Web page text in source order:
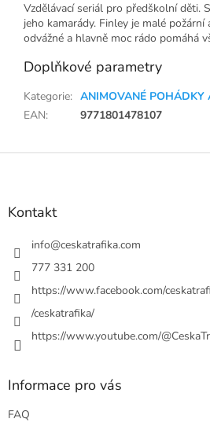
Vzdělávací seriál pro předškolní děti.
jeho kamarády. Finley je malé požární
odvážné a hlavně moc rádo pomáhá
Doplňkové parametry
Kategorie: ANIMOVANÉ POHÁDKY
EAN: 9771801478107
Z
Kontakt
info@ceskatrafika.com
777 331 200
https://www.facebook.com/
/ceskatrafika/
https://www.youtube.com/
Informace pro vás
FAQ